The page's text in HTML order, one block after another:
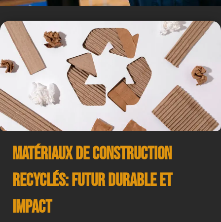
Matériaux de Construction
Recyclés: Futur Durable et
Impact